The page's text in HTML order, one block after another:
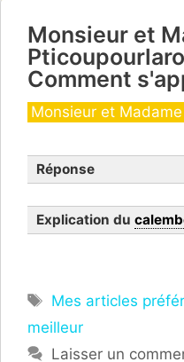
Monsieur et
Comment
Catégories
Monsieur et Madame
Réponse
Explication du
Étiquettes
Mes articles
meilleur
Laisser un